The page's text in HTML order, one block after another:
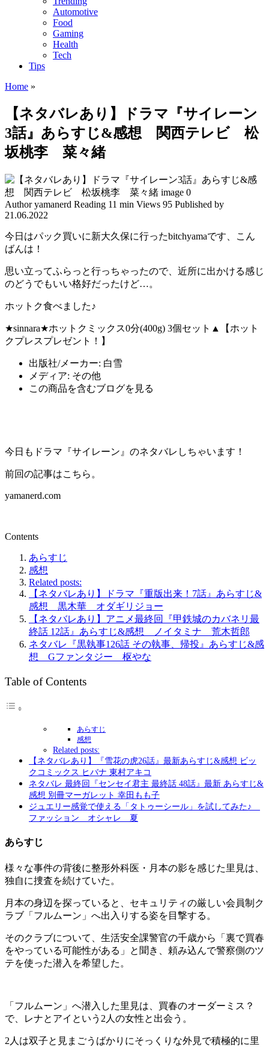
Automotive
Food
Gaming
Health
Tech
Tips
Home »
【ネタバレあり】ドラマ『サイレーン
3話』あらすじ&感想 関西テレビ 松
坂桃李 菜々緒
Author yamanerd Reading 11 min Views 95 Published by
21.06.2022
今日はパック買いに新大久保に行ったbitchyamaです、こん
ばんは！
思い立ってふらっと行っちゃったので、近所に出かける感じ
のどうでもいい格好だったけど…。
ホットク食べました♪
★sinnara★ホットクミックス0分(400g) 3個セット▲【ホット
クプレスプレゼント！】
出版社/メーカー: 白雪
メディア: その他
この商品を含むブログを見る
今日もドラマ『サイレーン』のネタバレしちゃいます！
前回の記事はこちら。
yamanerd.com
Contents
あらすじ
感想
Related posts:
【ネタバレあり】ドラマ『重版出来！7話』あらすじ&
感想 黒木華 オダギリジョー
【ネタバレあり】アニメ最終回『甲鉄城のカバネリ最
終話 12話』あらすじ&感想 ノイタミナ 荒木哲郎
ネタバレ『黒執事126話 その執事、帰投』あらすじ&感
想 Gファンタジー 枢やな
Table of Contents
あらすじ
感想
Related posts:
【ネタバレあり】『雪花の虎26話』最新あらすじ&感想 ビッ
クコミックス ヒバナ 東村アキコ
ネタバレ 最終回『センセイ君主 最終話 48話』最新 あらすじ&
感想 別冊マーガレット 幸田もも子
ジュエリー感覚で使える「タトゥーシール」を試してみた♪
ファッション オシャレ 夏
あらすじ
様々な事件の背後に整形外科医・月本の影を感じた里見は、
独自に捜査を続けていた。
月本の身辺を探っていると、セキュリティの厳しい会員制ク
ラブ「フルムーン」へ出入りする姿を目撃する。
そのクラブについて、生活安全課警官の千歳から「裏で買春
をやっている可能性がある」と聞き、頼み込んで警察側のツ
テを使った潜入を希望した。
「フルムーン」へ潜入した里見は、買春のオーダーミス？
で、レナとアイという2人の女性と出会う。
2人は双子と見まごうばかりにそっくりな外見で積極的に里